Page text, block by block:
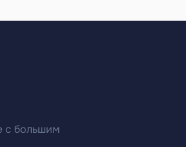
с большим